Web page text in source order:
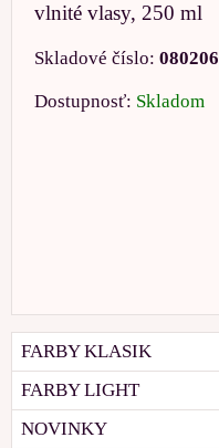
vlnité vlasy, 250 ml
Skladové číslo: 080206
Dostupnosť: Skladom
FARBY KLASIK
FARBY LIGHT
NOVINKY